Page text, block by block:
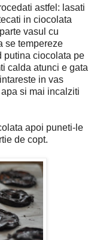
astfel: lasati
in ciocolata
vasul cu
se tempereze
putina ciocolata pe
calda atunci e gata
in vas
si mai incalziti
apoi puneti-le
de copt.